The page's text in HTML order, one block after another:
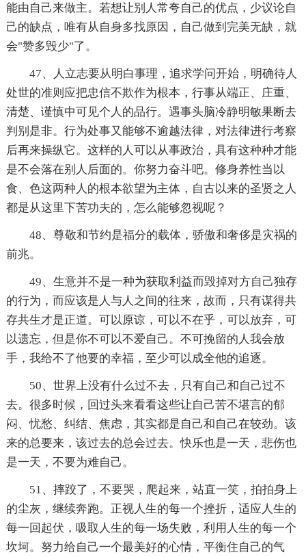
能由自己来做主。若想让别人常夸自己的优点，少议论自
己的缺点，唯有从自身多找原因，自己做到完美无缺，就
会"赞多毁少"了。
47、人立志要从明白事理，追求学问开始，明确待人
处世的准则应把忠信不欺作为根本，行事从端正、庄重、
清楚、谨慎中可见个人的品行。遇事头脑冷静明敏果断去
判别是非。行为处事又能够不逾越法律，对法律进行考察
后再来操纵它。这样的人可以从事政治，具有这种种才能
是不会落在别人后面的。你努力奋斗吧。修身养性当以
食、色这两种人的根本欲望为主体，自古以来的圣贤之人
都是从这里下苦功夫的，怎么能够忽视呢？
48、尊敬和节约是福分的载体，骄傲和奢侈是灾祸的
前兆。
49、生意并不是一种为获取利益而毁掉对方自己独存
的行为，而应该是人与人之间的往来，故而，只有谋得共
存共生才是正道。可以原谅，可以不在乎，可以放弃，可
以遗忘，但是你不可以不爱自己。不可挽留的人我会放
手，我给不了他要的幸福，至少可以成全他的追逐。
50、世界上没有什么过不去，只有自己和自己过不
去。很多时候，回过头来看看这些让自己苦不堪言的郁
闷、忧愁、纠结、焦虑，其实都是自己和自己在较劲。该
来的总要来，该过去的总会过去。快乐也是一天，悲伤也
是一天，不要为难自己。
51、摔跤了，不要哭，爬起来，站直一笑，拍拍身上
的尘灰，继续奔跑。正视人生的每一个挫折，适应人生的
每一回起伏，吸取人生的每一场失败，利用人生的每一个
坎坷。努力给自己一个最美好的心情，平衡住自己的气